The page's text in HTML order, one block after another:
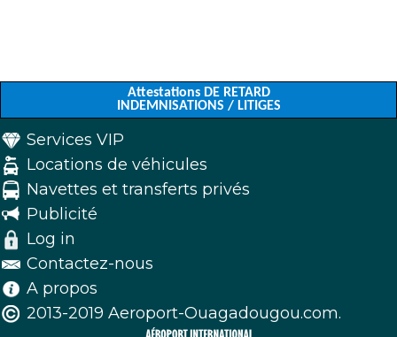
Attestations DE RETARD
INDEMNISATIONS / LITIGES
Services VIP
Locations de véhicules
Navettes et transferts privés
Publicité
Log in
Contactez-nous
A propos
2013-2019 Aeroport-Ouagadougou.com.